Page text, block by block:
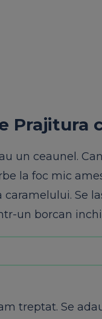
Prajitura
un ceaunel .
la foc mic
caramelului. Se
un borcan
treptat. Se